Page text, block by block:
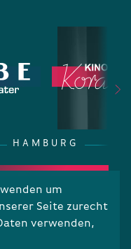
um
Seite zurecht
verwenden,
HAMBURG